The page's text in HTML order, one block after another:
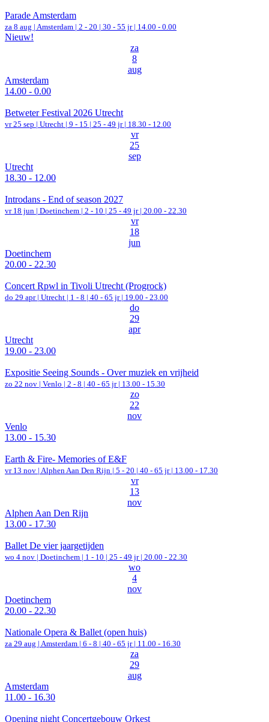
Parade Amsterdam
za 8 aug | Amsterdam | 2 - 20 | 30 - 55 jr | 14.00 - 0.00
Nieuw!
za
8
aug
Amsterdam
14.00 - 0.00
Betweter Festival 2026 Utrecht
vr 25 sep | Utrecht | 9 - 15 | 25 - 49 jr | 18.30 - 12.00
vr
25
sep
Utrecht
18.30 - 12.00
Introdans - End of season 2027
vr 18 jun | Doetinchem | 2 - 10 | 25 - 49 jr | 20.00 - 22.30
vr
18
jun
Doetinchem
20.00 - 22.30
Concert Rpwl in Tivoli Utrecht (Progrock)
do 29 apr | Utrecht | 1 - 8 | 40 - 65 jr | 19.00 - 23.00
do
29
apr
Utrecht
19.00 - 23.00
Expositie Seeing Sounds - Over muziek en vrijheid
zo 22 nov | Venlo | 2 - 8 | 40 - 65 jr | 13.00 - 15.30
zo
22
nov
Venlo
13.00 - 15.30
Earth & Fire- Memories of E&F
vr 13 nov | Alphen Aan Den Rijn | 5 - 20 | 40 - 65 jr | 13.00 - 17.30
vr
13
nov
Alphen Aan Den Rijn
13.00 - 17.30
Ballet De vier jaargetijden
wo 4 nov | Doetinchem | 1 - 10 | 25 - 49 jr | 20.00 - 22.30
wo
4
nov
Doetinchem
20.00 - 22.30
Nationale Opera & Ballet (open huis)
za 29 aug | Amsterdam | 6 - 8 | 40 - 65 jr | 11.00 - 16.30
za
29
aug
Amsterdam
11.00 - 16.30
Opening night Concertgebouw Orkest